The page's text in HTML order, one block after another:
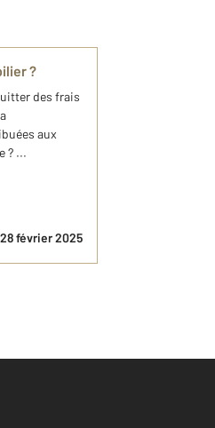
?
des frais
aux
? ...
28 février 2025